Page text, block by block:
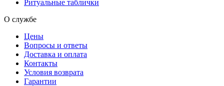
Ритуальные таблички
О службе
Цены
Вопросы и ответы
Доставка и оплата
Контакты
Условия возврата
Гарантии